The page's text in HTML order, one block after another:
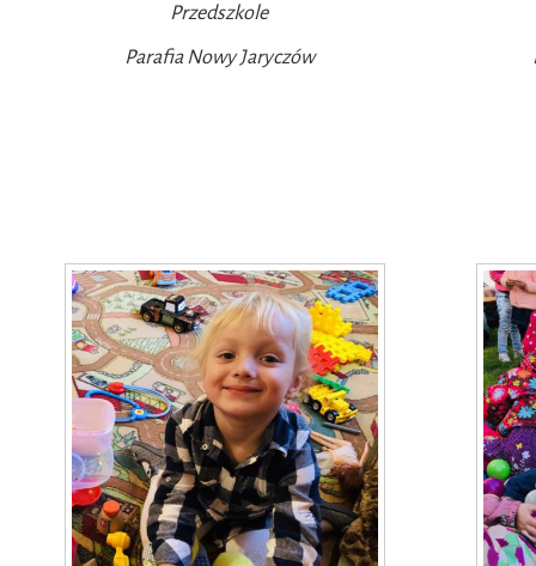
Przedszkole
Parafia Nowy Jaryczów